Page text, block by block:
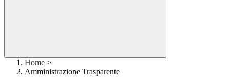
Home >
Amministrazione Trasparente